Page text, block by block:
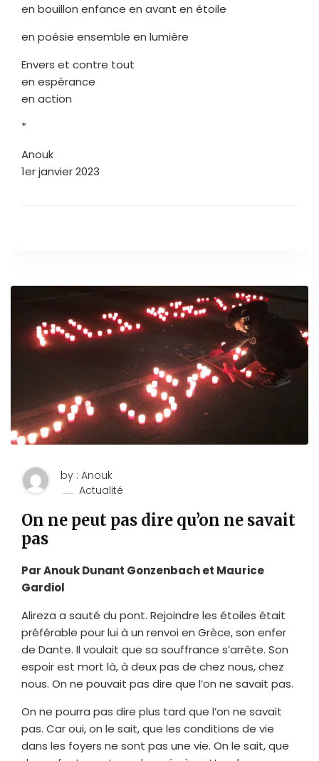
en bouillon enfance en avant en étoile
en poésie ensemble en lumière
Envers et contre tout
en espérance
en action
*
Anouk
1er janvier 2023
by : Anouk
Actualité
On ne peut pas dire qu’on ne savait
pas
Par Anouk Dunant Gonzenbach et Maurice
Gardiol
Alireza a sauté du pont. Rejoindre les étoiles était
préférable pour lui à un renvoi en Grèce, son enfer
de Dante. Il voulait que sa souffrance s’arrête. Son
espoir est mort là, à deux pas de chez nous, chez
nous. On ne pouvait pas dire que l’on ne savait pas.
On ne pourra pas dire plus tard que l’on ne savait
pas. Car oui, on le sait, que les conditions de vie
dans les foyers ne sont pas une vie. On le sait, que